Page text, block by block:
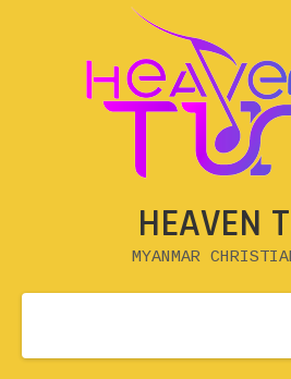
HEAVEN
MYANMAR